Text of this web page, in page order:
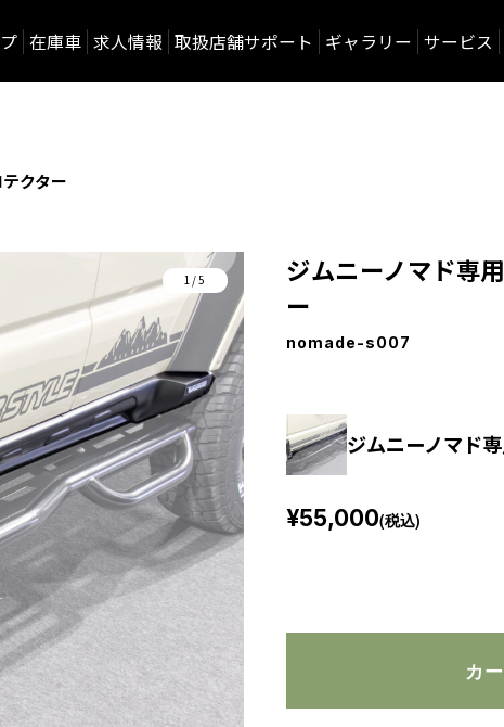
在庫車 求人情報 取扱店舗サポート ギャラリー サービス
クター
1/5
ジムニーノマド専
ー
nomade-s007
ジムニーノマド
¥55,000(税込)